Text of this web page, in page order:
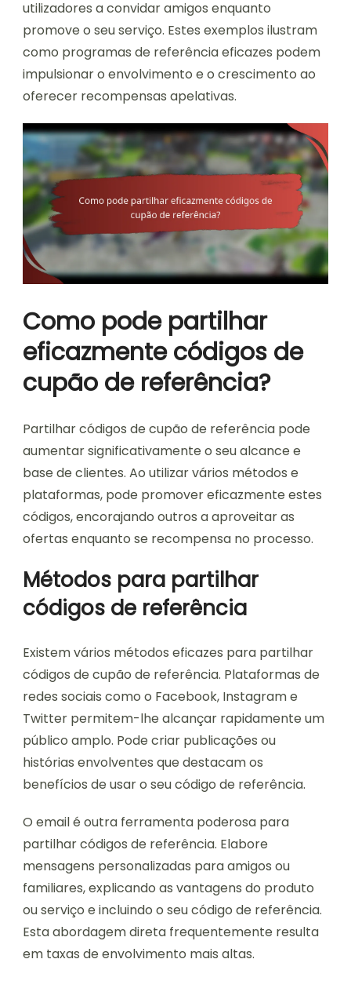
utilizadores a convidar amigos enquanto
promove o seu serviço. Estes exemplos ilustram
como programas de referência eficazes podem
impulsionar o envolvimento e o crescimento ao
oferecer recompensas apelativas.
Como pode partilhar
eficazmente códigos de
cupão de referência?
Partilhar códigos de cupão de referência pode
aumentar significativamente o seu alcance e
base de clientes. Ao utilizar vários métodos e
plataformas, pode promover eficazmente estes
códigos, encorajando outros a aproveitar as
ofertas enquanto se recompensa no processo.
Métodos para partilhar
códigos de referência
Existem vários métodos eficazes para partilhar
códigos de cupão de referência. Plataformas de
redes sociais como o Facebook, Instagram e
Twitter permitem-lhe alcançar rapidamente um
público amplo. Pode criar publicações ou
histórias envolventes que destacam os
benefícios de usar o seu código de referência.
O email é outra ferramenta poderosa para
partilhar códigos de referência. Elabore
mensagens personalizadas para amigos ou
familiares, explicando as vantagens do produto
ou serviço e incluindo o seu código de referência.
Esta abordagem direta frequentemente resulta
em taxas de envolvimento mais altas.